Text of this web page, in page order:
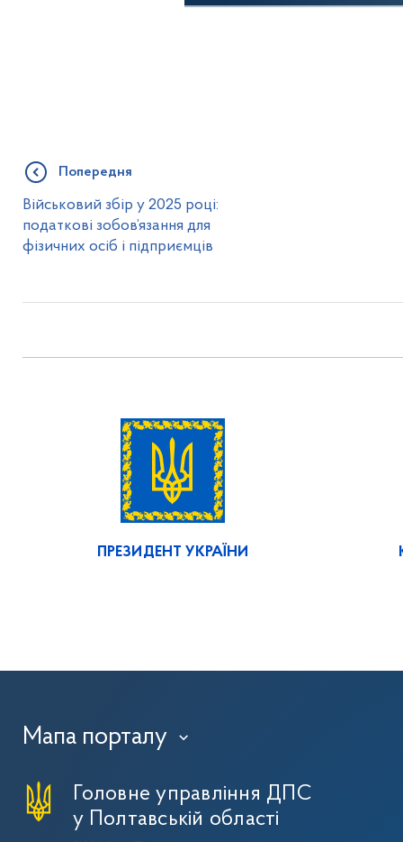
Попередня
Військовий збір у 2025 році:
податкові зобов’язання для
фізичних осіб і підприємців
ПРЕЗИДЕНТ УКРАЇНИ
Мапа порталу ›
Головне управління ДПС
у Полтавській області